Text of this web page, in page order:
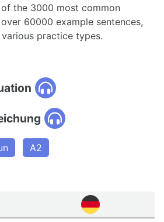
the 3000 most common
60000 example sentences,
practice types.
A2